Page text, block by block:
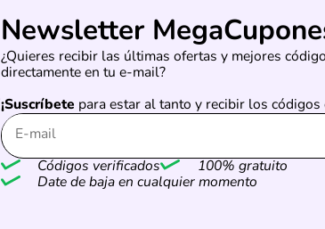
Newsletter
¿Quieres recibir las últimas ofertas y mejores
directamente en tu e-mail?
¡Suscríbete para estar al tanto y recibir los códigos
Códigos verificados
100% gratuito
Date de baja en cualquier momento